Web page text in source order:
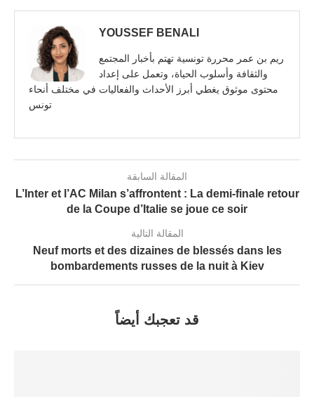
YOUSSEF BENALI
ريم بن عمر محررة تونسية تهتم بأخبار المجتمع
والثقافة وأسلوب الحياة، وتعمل على إعداد
محتوى موثوق يغطي أبرز الأحداث والفعاليات في مختلف أنحاء
تونس
المقالة السابقة
L’Inter et l’AC Milan s’affrontent : La demi-finale retour
de la Coupe d’Italie se joue ce soir
المقالة التالية
Neuf morts et des dizaines de blessés dans les
bombardements russes de la nuit à Kiev
قد تعجبك أيضاً